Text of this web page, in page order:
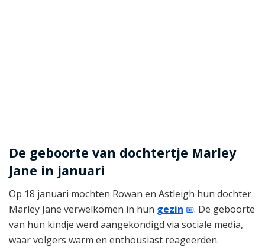
De geboorte van dochtertje Marley
Jane in januari
Op 18 januari mochten Rowan en Astleigh hun dochter
Marley Jane verwelkomen in hun gezin
. De geboorte
van hun kindje werd aangekondigd via sociale media,
waar volgers warm en enthousiast reageerden.